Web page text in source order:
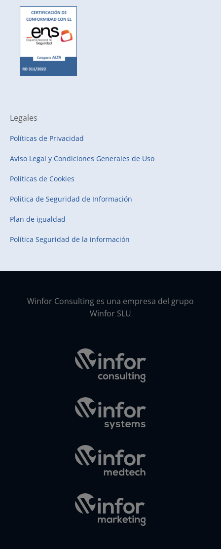
Legales
Políticas de Privacidad
Aviso Legal y Condiciones Generales de Uso
Políticas de Cookies
Politica de Seguridad de Información
Plan de igualdad
Política Seguridad de la información
Winfor Consulting es una empresa del grupo
Winfor SLU